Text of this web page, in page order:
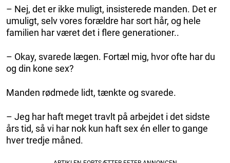
– Nej, det er ikke muligt, insisterede manden. Det er
umuligt, selv vores forældre har sort hår, og hele
familien har været det i flere generationer..
– Okay, svarede lægen. Fortæl mig, hvor ofte har du
og din kone sex?
Manden rødmede lidt, tænkte og svarede.
– Jeg har haft meget travlt på arbejdet i det sidste
års tid, så vi har nok kun haft sex én eller to gange
hver tredje måned.